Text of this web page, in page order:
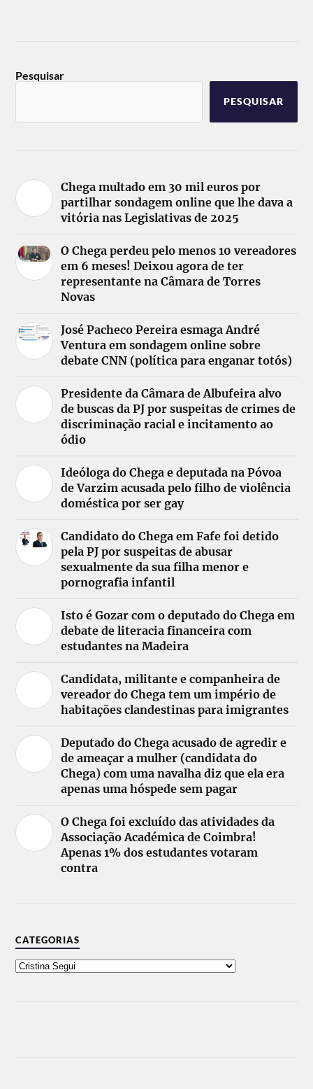
Pesquisar
PESQUISAR
Chega multado em 30 mil euros por
partilhar sondagem online que lhe dava a
vitória nas Legislativas de 2025
O Chega perdeu pelo menos 10 vereadores
em 6 meses! Deixou agora de ter
representante na Câmara de Torres
Novas
José Pacheco Pereira esmaga André
Ventura em sondagem online sobre
debate CNN (política para enganar totós)
Presidente da Câmara de Albufeira alvo
de buscas da PJ por suspeitas de crimes de
discriminação racial e incitamento ao
ódio
Ideóloga do Chega e deputada na Póvoa
de Varzim acusada pelo filho de violência
doméstica por ser gay
Candidato do Chega em Fafe foi detido
pela PJ por suspeitas de abusar
sexualmente da sua filha menor e
pornografia infantil
Isto é Gozar com o deputado do Chega em
debate de literacia financeira com
estudantes na Madeira
Candidata, militante e companheira de
vereador do Chega tem um império de
habitações clandestinas para imigrantes
Deputado do Chega acusado de agredir e
de ameaçar a mulher (candidata do
Chega) com uma navalha diz que ela era
apenas uma hóspede sem pagar
O Chega foi excluído das atividades da
Associação Académica de Coimbra!
Apenas 1% dos estudantes votaram
contra
CATEGORIAS